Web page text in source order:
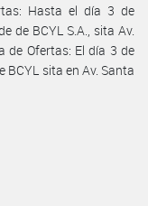
Hasta el día 3 de
de BCYL S.A., sita Av.
de Ofertas: El día 3 de
BCYL sita en Av. Santa